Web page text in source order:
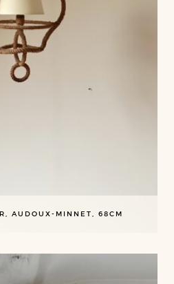
AUDOUX-MINNET, 68CM